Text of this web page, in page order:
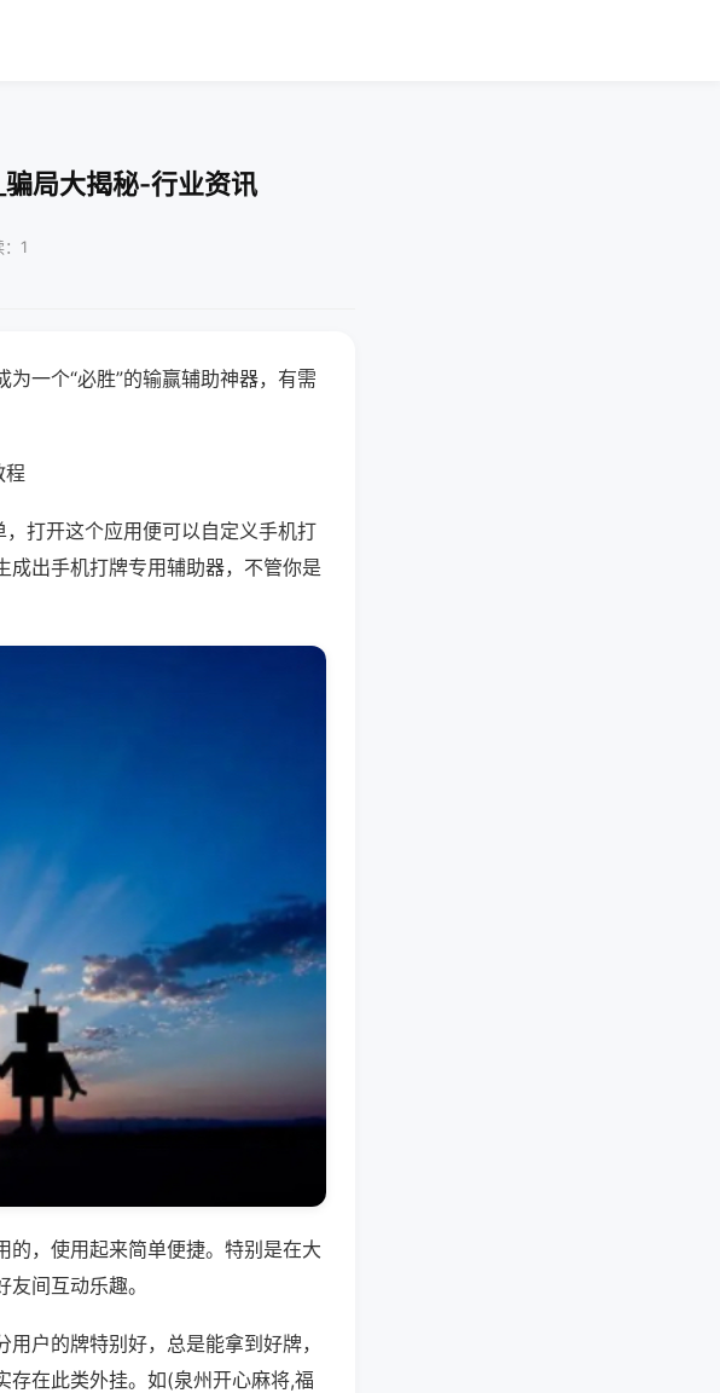
局大揭秘-行业资讯
1
一个“必胜”的输赢辅助神器，有需
程
打开这个应用便可以自定义手机打
成出手机打牌专用辅助器，不管你是
的，使用起来简单便捷。特别是在大
间互动乐趣。
户的牌特别好，总是能拿到好牌，
存在此类外挂。如(泉州开心麻将,福